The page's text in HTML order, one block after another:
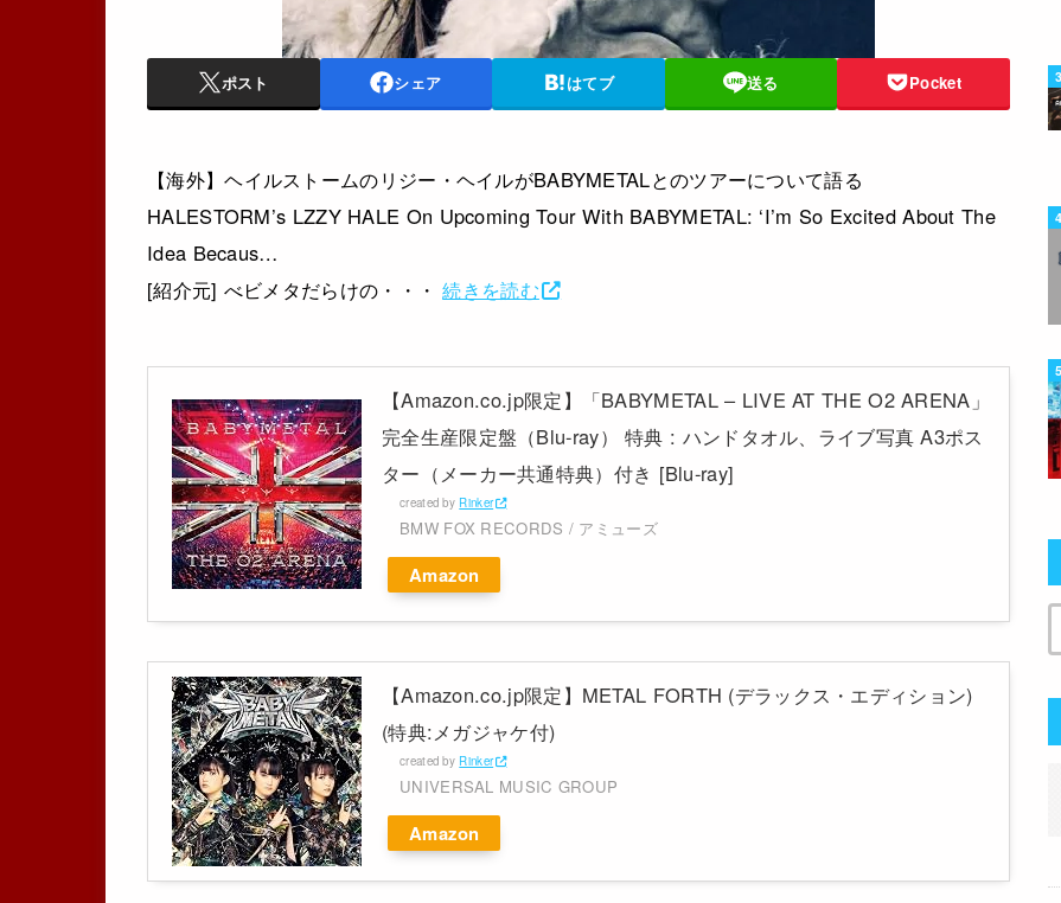
ポスト シェア はてブ 送る Pocket
【海外】ヘイルストームのリジー・ヘイルがBABYMETALとのツアーについて語る
HALESTORM’s LZZY HALE On Upcoming Tour With BABYMETAL: ‘I’m So Excited About The
Idea Becaus…
[紹介元] べビメタだらけの・・・続きを読む
【Amazon.co.jp限定】「BABYMETAL – LIVE AT THE O2 ARENA」
完全生産限定盤（Blu-ray） 特典 : ハンドタオル、ライブ写真 A3ポス
ター（メーカー共通特典）付き [Blu-ray]
created by Rinker
BMW FOX RECORDS / アミューズ
Amazon
【Amazon.co.jp限定】METAL FORTH (デラックス・エディション)
(特典:メガジャケ付)
created by Rinker
UNIVERSAL MUSIC GROUP
Amazon